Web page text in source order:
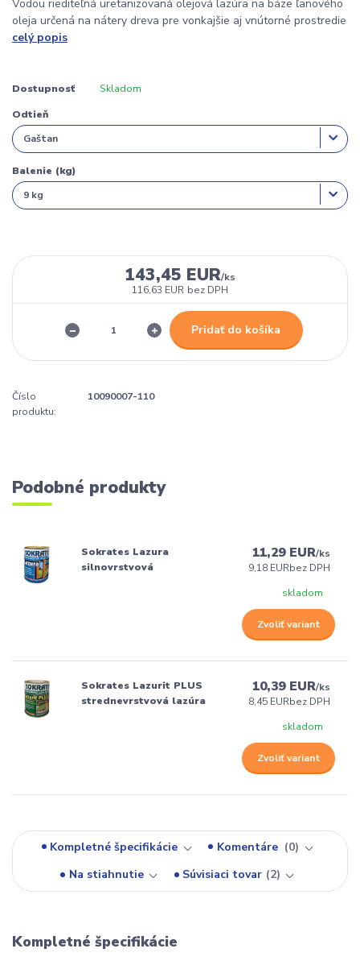
Vodou riediteľná uretanizovaná olejová lazúra na báze ľanového
oleja určená na nátery dreva pre vonkajšie aj vnútorné prostredie
celý popis
Dostupnosť Skladom
Odtieň
Balenie (kg)
143,45 EUR/ks
116,63 EUR bez DPH
Pridať do košíka
Číslo
produktu:
10090007-110
Podobné produkty
Sokrates Lazura
silnovrstvová
11,29 EUR/ks
9,18 EURbez DPH
skladom
Zvoliť variant
Sokrates Lazurit PLUS
strednevrstvová lazúra
10,39 EUR/ks
8,45 EURbez DPH
skladom
Zvoliť variant
Kompletné špecifikácie Komentáre
0
Na stiahnutie
Súvisiaci tovar 2
Kompletné špecifikácie